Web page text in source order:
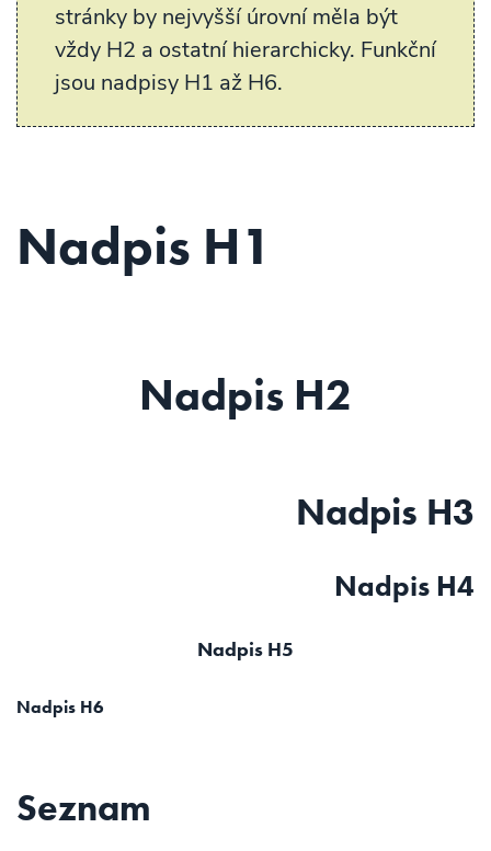
stránky by nejvyšší úrovní měla být
vždy H2 a ostatní hierarchicky. Funkční
jsou nadpisy H1 až H6.
Nadpis H1
Nadpis H2
Nadpis H3
Nadpis H4
Nadpis H5
Nadpis H6
Seznam